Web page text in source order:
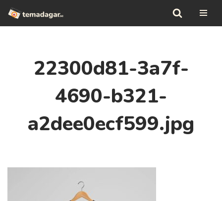
Hoppa
22300d81-3a7f-
4690-b321-
a2dee0ecf599.jpg